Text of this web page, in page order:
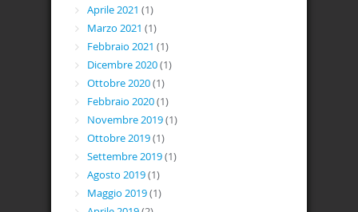
Aprile 2021 (1)
Marzo 2021 (1)
Febbraio 2021 (1)
Dicembre 2020(1)
Ottobre 2020(1)
Febbraio 2020(1)
Novembre 2019(1)
Ottobre 2019(1)
Settembre 2019(1)
Agosto 2019(1)
Maggio 2019(1)